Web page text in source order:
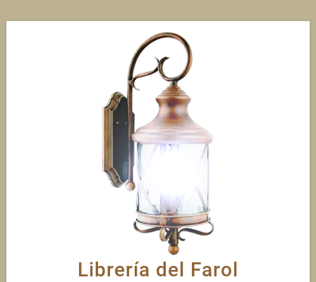
Librería del Farol